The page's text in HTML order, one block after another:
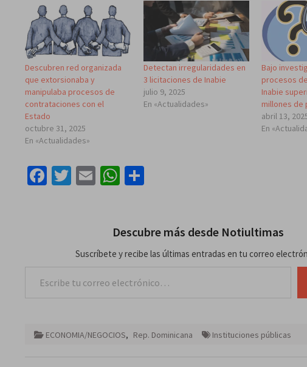
Descubren red organizada
que extorsionaba y
manipulaba procesos de
contrataciones con el
Estado
octubre 31, 2025
En «Actualidades»
Detectan irregularidades en
3 licitaciones de Inabie
julio 9, 2025
En «Actualidades»
Bajo
procesos
Inabie
millones de
abril 13,
En
Facebook
Twitter
EmailWhatsApp
Descubre más desde Notiultimas
Suscríbete y recibe las últimas entradas en tu correo
ECONOMIA/NEGOCIOS, Rep. Dominicana Instituciones públicas